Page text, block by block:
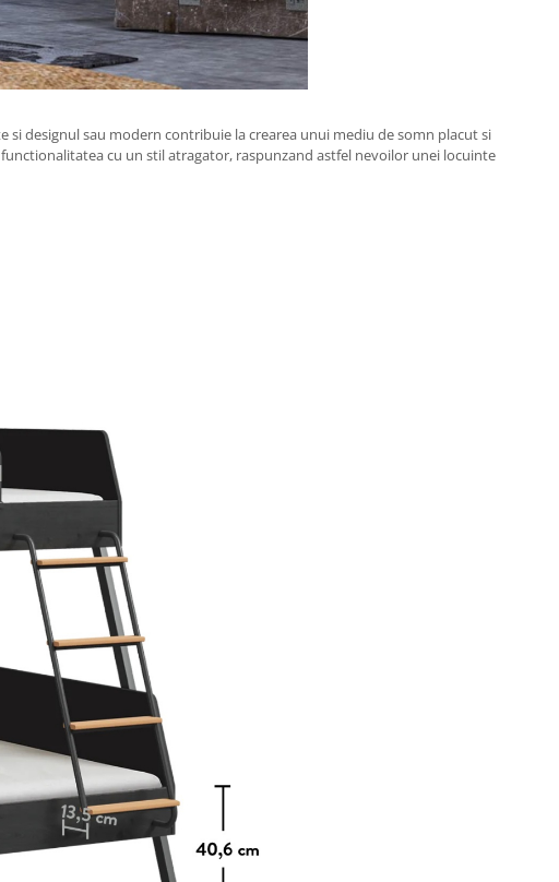
designul sau modern contribuie la crearea unui mediu de somn placut si
cu un stil atragator, raspunzand astfel nevoilor unei locuinte